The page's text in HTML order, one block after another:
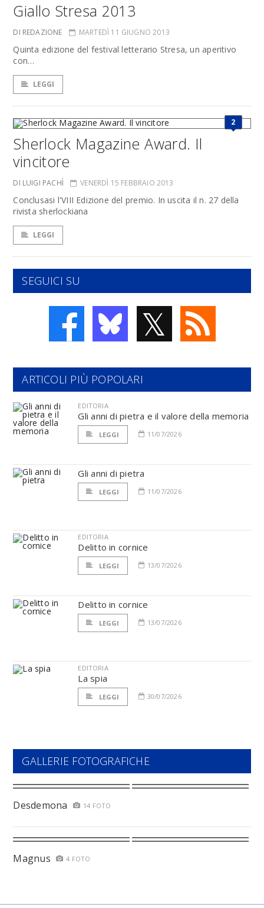
Giallo Stresa 2013
DI REDAZIONE MARTEDÌ 11 GIUGNO 2013
Quinta edizione del festival letterario Stresa, un aperitivo
con…
LEGGI
2
Sherlock Magazine Award. Il
vincitore
DI LUIGI PACHÌ VENERDÌ 15 FEBBRAIO 2013
Conclusasi l'VIII Edizione del premio. In uscita il n. 27 della
rivista sherlockiana
LEGGI
SEGUICI SU
𝕏
ARTICOLI PIÙ POPOLARI
EDITORIA
Gli anni di pietra e il valore della memoria
LEGGI 11/07/2026
Gli anni di pietra
LEGGI 11/07/2026
EDITORIA
Delitto in cornice
LEGGI 13/07/2026
Delitto in cornice
LEGGI 13/07/2026
EDITORIA
La spia
LEGGI 30/07/2026
GALLERIE FOTOGRAFICHE
Desdemona 14 FOTO
Magnus 4 FOTO